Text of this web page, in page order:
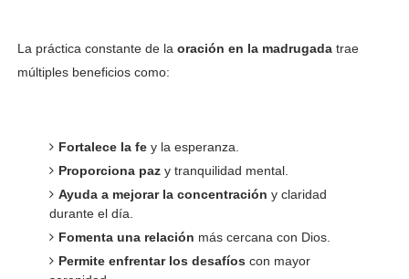
La práctica constante de la oración en la madrugadatrae
múltiples beneficios como:
Fortalece la fey la esperanza.
Proporciona pazy tranquilidad mental.
Ayuda a mejorar la concentración y claridad
durante el día.
Fomenta una relación más cercana con Dios.
Permite enfrentar los desafíos con mayor